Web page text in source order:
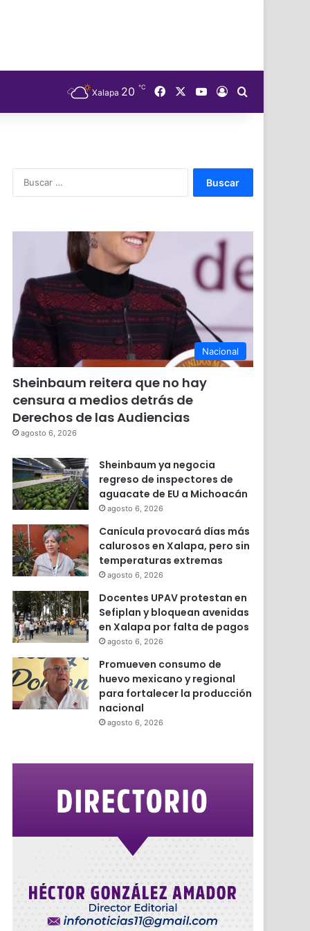
Xalapa 20 ℃ FacebookYouTube
Acceso
Nacional
Sheinbaum reitera que no hay
censura a medios detrás de
Derechos de las Audiencias
agosto 6, 2026
Sheinbaum ya negocia
regreso de inspectores de
aguacate de EU a Michoacán
agosto 6, 2026
Canícula provocará días más
calurosos en Xalapa, pero sin
temperaturas extremas
agosto 6, 2026
Docentes UPAV protestan en
Sefiplan y bloquean avenidas
en Xalapa por falta de pagos
agosto 6, 2026
Promueven consumo de
huevo mexicano y regional
para fortalecer la producción
nacional
agosto 6, 2026